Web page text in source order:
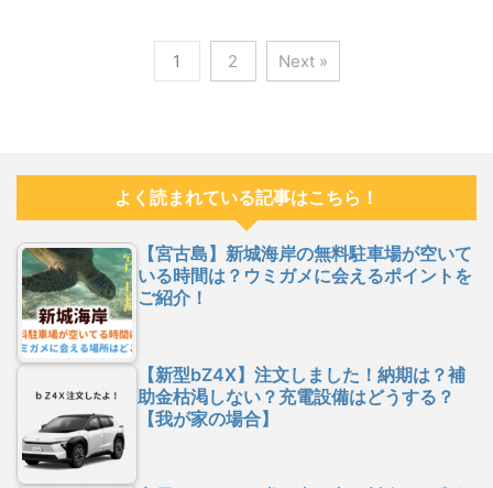
1 2 Next »
よく読まれている記事はこちら！
【宮古島】新城海岸の無料駐車場が空いて
いる時間は？ウミガメに会えるポイントを
ご紹介！
【新型bZ4X】注文しました！納期は？補
助金枯渇しない？充電設備はどうする？
【我が家の場合】